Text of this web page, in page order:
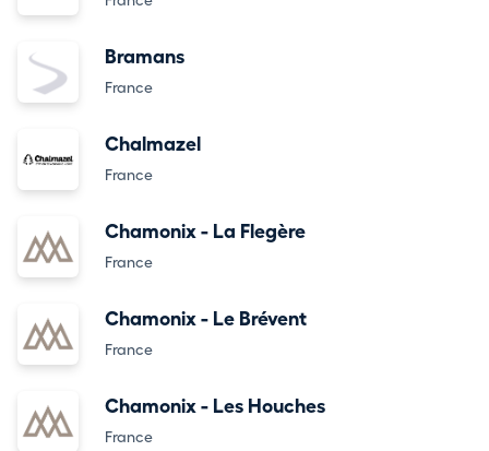
Bramans
France
Chalmazel
France
Chamonix - La Flegère
France
Chamonix - Le Brévent
France
Chamonix - Les Houches
France